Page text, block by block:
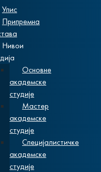
Упис
Припремна
Нивои
Основне
академске
студије
Мастер
академске
студије
Специјалистичке
академске
студије